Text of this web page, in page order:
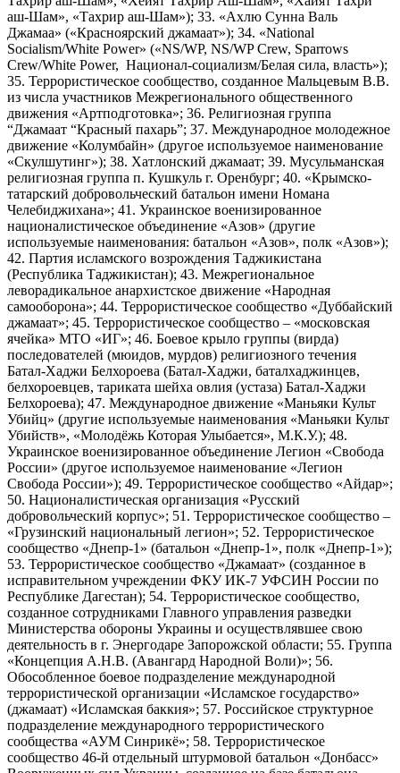
аш-Шам», «Тахрир аш-Шам»); 33. «Ахлю Сунна Валь
Джамаа» («Красноярский джамаат»); 34. «National
Socialism/White Power» («NS/WP, NS/WP Crew, Sparrows
Crew/White Power, Национал-социализм/Белая сила, власть»);
35. Террористическое сообщество, созданное Мальцевым В.В.
из числа участников Межрегионального общественного
движения «Артподготовка»; 36. Религиозная группа
“Джамаат “Красный пахарь”; 37. Международное молодежное
движение «Колумбайн» (другое используемое наименование
«Скулшутинг»); 38. Хатлонский джамаат; 39. Мусульманская
религиозная группа п. Кушкуль г. Оренбург; 40. «Крымско-
татарский добровольческий батальон имени Номана
Челебиджихана»; 41. Украинское военизированное
националистическое объединение «Азов» (другие
используемые наименования: батальон «Азов», полк «Азов»);
42. Партия исламского возрождения Таджикистана
(Республика Таджикистан); 43. Межрегиональное
леворадикальное анархистское движение «Народная
самооборона»; 44. Террористическое сообщество «Дуббайский
джамаат»; 45. Террористическое сообщество – «московская
ячейка» МТО «ИГ»; 46. Боевое крыло группы (вирда)
последователей (мюидов, мурдов) религиозного течения
Батал-Хаджи Белхороева (Батал-Хаджи, баталхаджинцев,
белхороевцев, тариката шейха овлия (устаза) Батал-Хаджи
Белхороева); 47. Международное движение «Маньяки Культ
Убийц» (другие используемые наименования «Маньяки Культ
Убийств», «Молодёжь Которая Улыбается», М.К.У.); 48.
Украинское военизированное объединение Легион «Свобода
России» (другое используемое наименование «Легион
Свобода России»); 49. Террористическое сообщество «Айдар»;
50. Националистическая организация «Русский
добровольческий корпус»; 51. Террористическое сообщество –
«Грузинский национальный легион»; 52. Террористическое
сообщество «Днепр-1» (батальон «Днепр-1», полк «Днепр-1»);
53. Террористическое сообщество «Джамаат» (созданное в
исправительном учреждении ФКУ ИК-7 УФСИН России по
Республике Дагестан); 54. Террористическое сообщество,
созданное сотрудниками Главного управления разведки
Министерства обороны Украины и осуществлявшее свою
деятельность в г. Энергодаре Запорожской области; 55. Группа
«Концепция А.Н.В. (Авангард Народной Воли)»; 56.
Обособленное боевое подразделение международной
террористической организации «Исламское государство»
(джамаат) «Исламская баккия»; 57. Российское структурное
подразделение международного террористического
сообщества «АУМ Синрикё»; 58. Террористическое
сообщество 46-й отдельный штурмовой батальон «Донбасс»